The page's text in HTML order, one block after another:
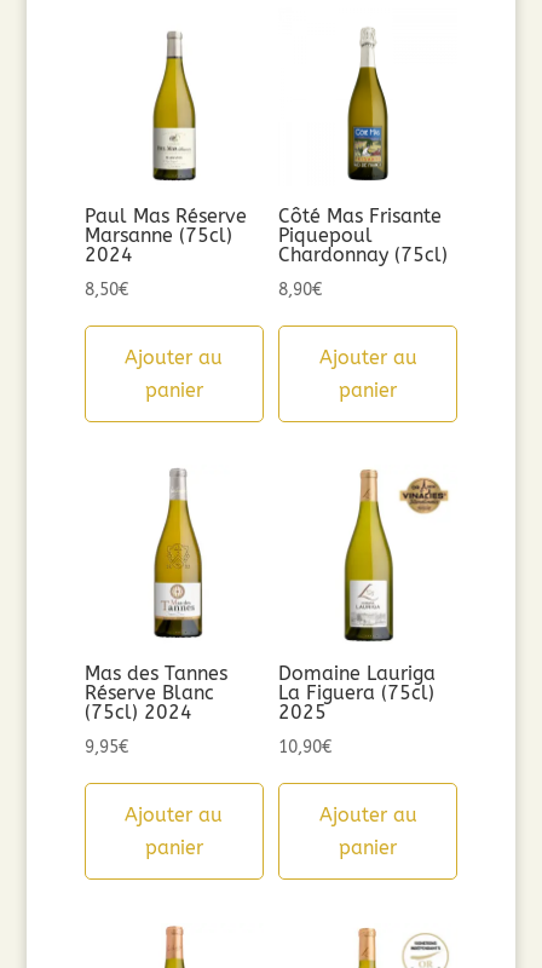
Paul Mas Réserve
Marsanne (75cl)
2024
8,50€
Ajouter au
panier
Côté Mas Frisante
Piquepoul
Chardonnay (75cl)
8,90€
Ajouter au
panier
Mas des Tannes
Réserve Blanc
(75cl) 2024
9,95€
Ajouter au
panier
Domaine Lauriga
La Figuera (75cl)
2025
10,90€
Ajouter au
panier